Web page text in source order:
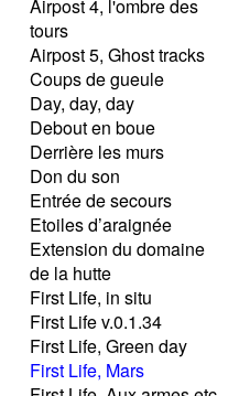
Airpost 4, l'ombre des
tours
Airpost 5, Ghost tracks
Coups de gueule
Day, day, day
Debout en boue
Derrière les murs
Don du son
Entrée de secours
Etoiles d’araignée
Extension du domaine
de la hutte
First Life, in situ
First Life v.0.1.34
First Life, Green day
First Life, Mars